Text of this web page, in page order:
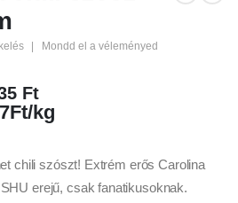
Mondd el a véleményed
Ft
kg
chili szószt! Extrém erős Carolina
erejű, csak fanatikusoknak.